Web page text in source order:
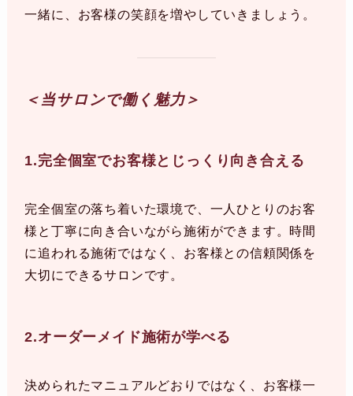
一緒に、お客様の笑顔を増やしていきましょう。
＜当サロンで働く魅力＞
1.完全個室でお客様とじっくり向き合える
完全個室の落ち着いた環境で、一人ひとりのお客
様と丁寧に向き合いながら施術ができます。時間
に追われる施術ではなく、お客様との信頼関係を
大切にできるサロンです。
2.オーダーメイド施術が学べる
決められたマニュアルどおりではなく、お客様一